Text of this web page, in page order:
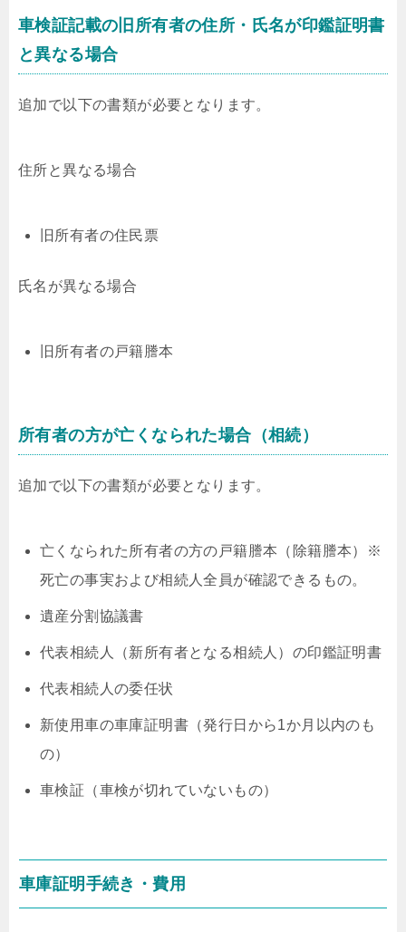
車検証記載の旧所有者の住所・氏名が印鑑証明書
と異なる場合
追加で以下の書類が必要となります。
住所と異なる場合
旧所有者の住民票
氏名が異なる場合
旧所有者の戸籍謄本
所有者の方が亡くなられた場合（相続）
追加で以下の書類が必要となります。
亡くなられた所有者の方の戸籍謄本（除籍謄本）※
死亡の事実および相続人全員が確認できるもの。
遺産分割協議書
代表相続人（新所有者となる相続人）の印鑑証明書
代表相続人の委任状
新使用車の車庫証明書（発行日から1か月以内のも
の）
車検証（車検が切れていないもの）
車庫証明手続き・費用